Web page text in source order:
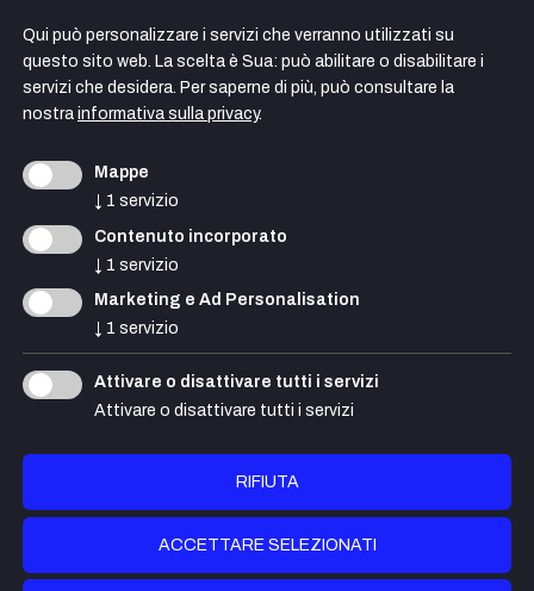
INVIA RICHIESTA
Tel. +39 0471 284 260
Qui può personalizzare i servizi che verranno utilizzati su
questo sito web. La scelta è Sua: può abilitare o disabilitare i
servizi che desidera. Per saperne di più, può consultare la
nostra informativa sulla privacy.
Mappe
1 servizio
Contenuto incorporato
↓ 1 servizio
Marketing e Ad Personalisation
↓ 1 servizio
Attivare o disattivare tutti i servizi
Attivare o disattivare tutti i servizi
RIFIUTA
ACCETTARE SELEZIONATI